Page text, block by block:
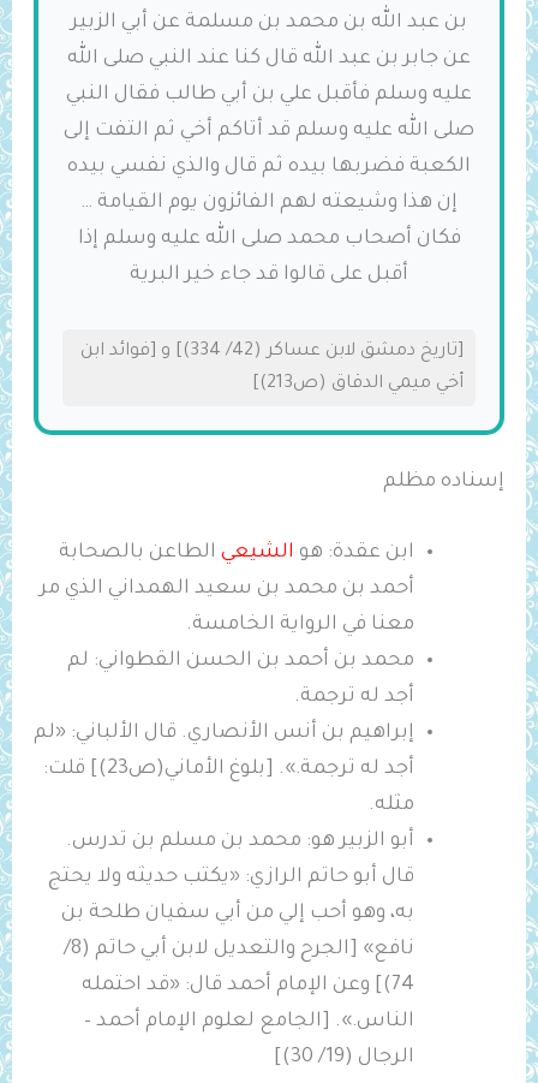
بن عبد الله بن محمد بن مسلمة عن أبي الزبير
عن جابر بن عبد الله قال كنا عند النبي صلى الله
عليه وسلم فأقبل علي بن أبي طالب فقال النبي
صلى الله عليه وسلم قد أتاكم أخي ثم التفت إلى
الكعبة فضربها بيده ثم قال والذي نفسي بيده
إن ‌هذا ‌وشيعته لهم الفائزون يوم القيامة …
فكان أصحاب محمد صلى الله عليه وسلم إذا
أقبل على قالوا قد جاء خير البرية
[تاريخ دمشق لابن عساكر (42/ 334)] و [فوائد ابن
أخي ميمي الدقاق (ص213)]
إسناده مظلم
ابن عقدة: هو الشيعيالطاعن بالصحابة
أحمد بن محمد بن سعيد الهمداني الذي مر
معنا في الرواية الخامسة.
محمد بن أحمد بن الحسن القطواني: لم
أجد له ترجمة.
إبراهيم بن أنس الأنصاري. قال الألباني: «لم
أجد له ترجمة.». [بلوغ الأماني(ص23)] قلت:
مثله.
أبو الزبير هو: محمد بن مسلم بن تدرس.
قال أبو حاتم الرازي: «يكتب حديثه ولا يحتج
به، وهو أحب إلي من أبي سفيان طلحة بن
نافع» [الجرح والتعديل لابن أبي حاتم (8/
74)] وعن الإمام أحمد قال: «‌قد ‌احتمله
‌الناس.». [الجامع لعلوم الإمام أحمد –
الرجال (19/ 30)]